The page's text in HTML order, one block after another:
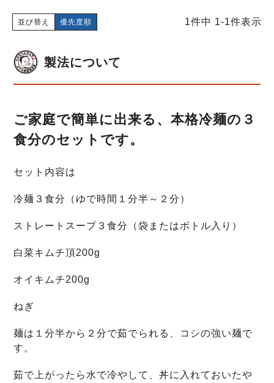
並び替え 優先度順 1件中 1-1件表示
製法について
ご家庭で簡単に出来る、本格冷麺の３
食分のセットです。
セット内容は
冷麺３食分（ゆで時間１分半～２分）
ストレートスープ３食分（袋またはボトル入り）
白菜キムチ頂200g
オイキムチ200g
ねぎ
麺は１分半から２分で茹でられる、コシの強い麺で
す。
茹で上がったら水で冷やして、丼に入れておいたや